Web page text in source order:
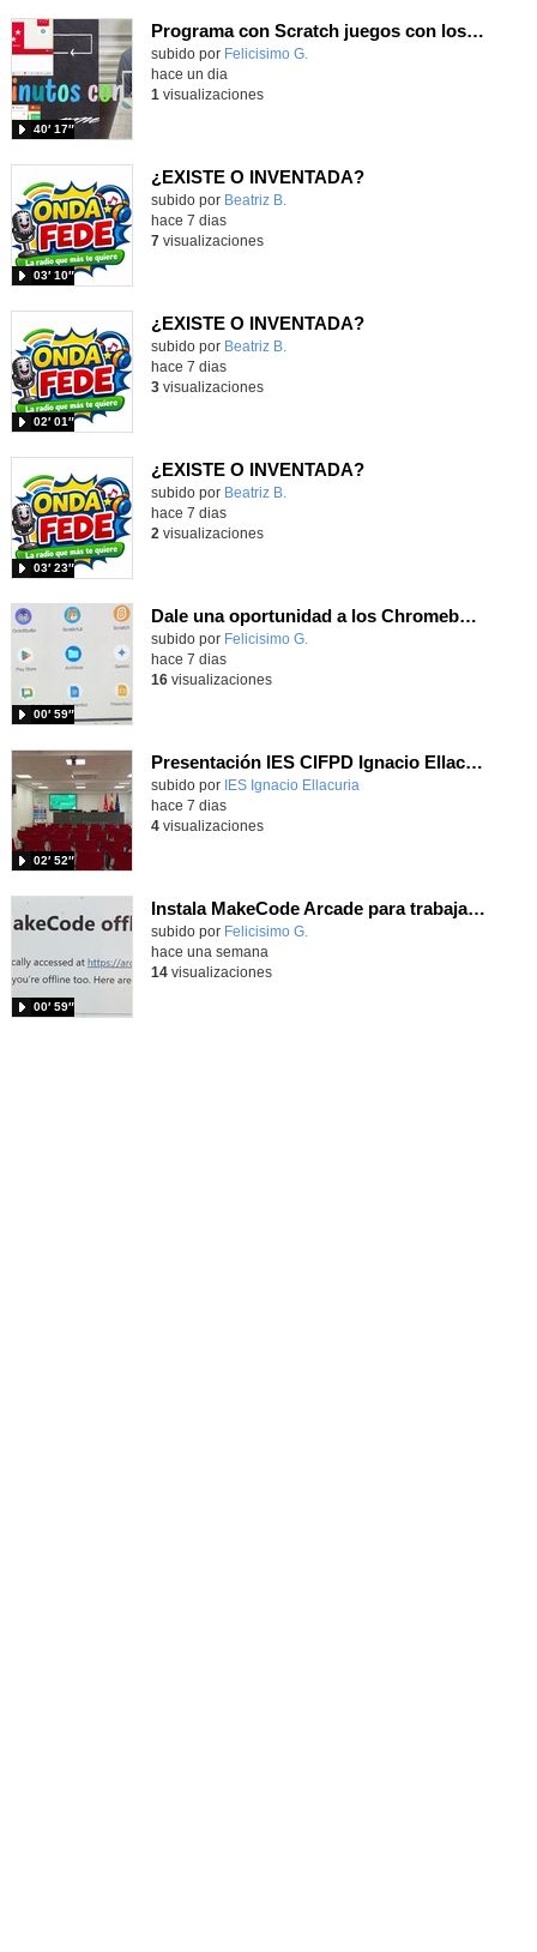
Programa con Scratch juegos con los partidos del mundial 2026 ganados por España
Contenido educativo.
subido por Felicisimo G.
40′ 17″
hace un dia
1 visualizaciones
¿EXISTE O INVENTADA?
Contenido educativo.
subido por Beatriz B.
03′ 10″
hace 7 dias
7visualizaciones
¿EXISTE O INVENTADA?
Contenido educativo.
subido por Beatriz B.
02′ 01″
hace 7 dias
3visualizaciones
¿EXISTE O INVENTADA?
Contenido educativo.
subido por Beatriz B.
03′ 23″
hace 7 dias
2 visualizaciones
Dale una oportunidad a los Chromebooks y utiliza un proyector para realizar talleres si no tienes pantallas táctiles
Contenido educativo.
subido por Felicisimo G.
00′ 59″
hace 7 dias
16visualizaciones
Presentación IES CIFPD Ignacio Ellacuría
Contenido educativo.
subido por IES Ignacio Ellacuria
02′ 52″
hace 7 dias
4visualizaciones
Instala MakeCode Arcade para trabajar offline en tu tablet, ordenador, Chromebook
Contenido educativo.
subido por Felicisimo G.
00′ 59″
hace una semana
14visualizaciones